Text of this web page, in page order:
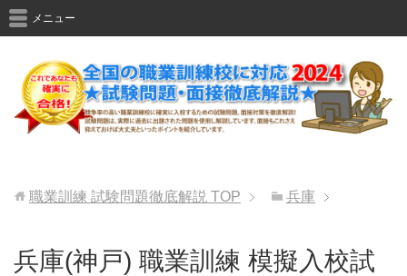
メニュー
職業訓練 試験問題徹底解説 TOP 兵庫
兵庫(神戸) 職業訓練 模擬入校試